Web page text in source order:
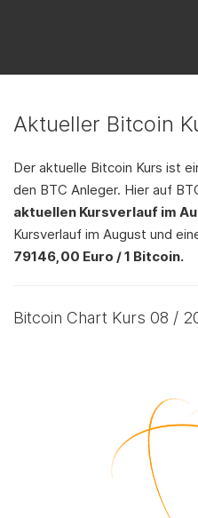
Aktueller Bitcoin
Der aktuelle Bitcoin Kurs ist
den BTC Anleger. Hier auf
aktuellen Kursverlauf im
Kursverlauf im August und
79146,00 Euro / 1 Bitcoin.
Bitcoin Chart Kurs 08 /